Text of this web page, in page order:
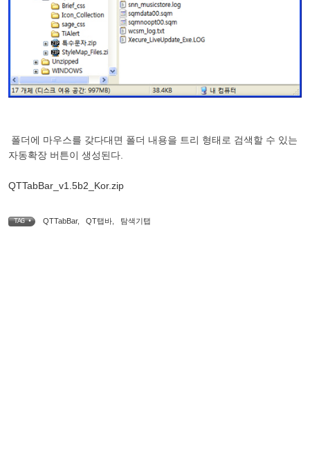
폴더에 마우스를 갖다대면 폴더 내용을 트리 형태로 검색할 수 있는
자동확장 버튼이 생성된다.
QTTabBar_v1.5b2_Kor.zip
TAG • QTTabBar, QT탭바 탐색기탭